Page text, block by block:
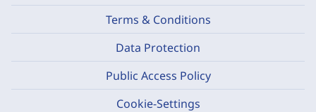
Terms & Conditions
Data Protection
Public Access Policy
Cookie-Settings